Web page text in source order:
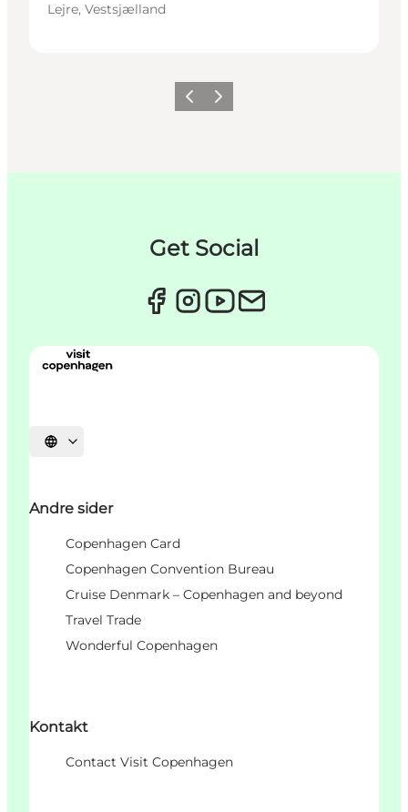
Lejre, Vestsjælland
ForrigeNeste
Get Social
Velg språk
Andre sider
Copenhagen Card
Copenhagen Convention Bureau
Cruise Denmark – Copenhagen and beyond
Travel Trade
Wonderful Copenhagen
Kontakt
Contact Visit Copenhagen